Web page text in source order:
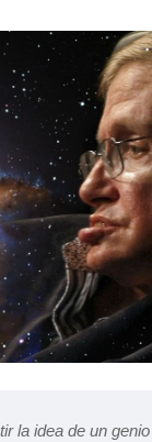
la idea de un genio